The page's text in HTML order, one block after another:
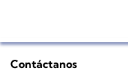
Contáctanos